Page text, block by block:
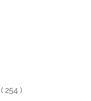
( 254 )